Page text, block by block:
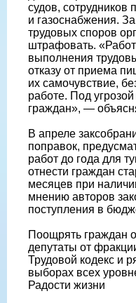
судов, сотрудников
и газоснабжения.
трудовых споров
штрафовать.
выполнения
отказу от приема
их самочувствие,
работе. Под
граждан», —
В апреле
поправок,
работ до года для
отнести граждан
месяцев при
мнению авторов
поступления в
Поощрять граждан
депутаты от
Трудовой кодекс и
выборах всех
Радости жизни